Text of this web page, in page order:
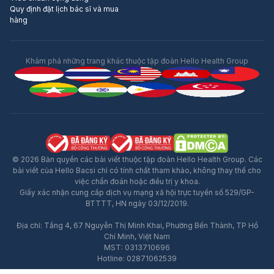
Quy định đặt lịch bác sĩ và mua
hàng
Khám phá những trang khác thuộc tập đoàn Hello Health Group
© 2026 Bản quyền các bài viết thuộc tập đoàn Hello Health Group. Các
bài viết của Hello Bacsi chỉ có tính chất tham khảo, không thay thế cho
việc chẩn đoán hoặc điều trị y khoa.
Giấy xác nhận cung cấp dịch vụ mạng xã hội trực tuyến số 529/GP-
BTTTT, HN ngày 03/12/2019.
Địa chỉ: Tầng 4, 67 Nguyễn Thị Minh Khai, Phường Bến Thành, TP Hồ
Chí Minh, Việt Nam
MST: 0313710696
Hotline: 02871062539